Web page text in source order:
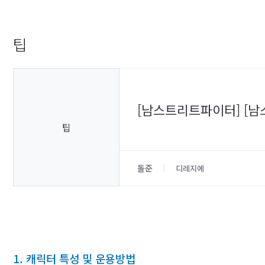
팁
팁
[남스트리트파이터] [
돌준 디레지에
​1. 캐릭터 특성 및 운용방법